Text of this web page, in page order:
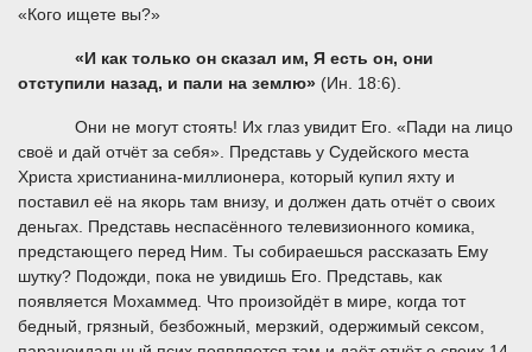
«Кого ищете вы?»
«И как только он сказал им, Я есть он, они
отступили назад, и пали на землю» (Ин. 18:6).
Они не могут стоять! Их глаз увидит Его. «Пади на лицо
своё и дай отчёт за себя». Представь у Судейского места
Христа христианина-миллионера, который купил яхту и
поставил её на якорь там внизу, и должен дать отчёт о своих
деньгах. Представь неспасённого телевизионного комика,
предстающего перед Ним. Ты собираешься рассказать Ему
шутку? Подожди, пока не увидишь Его. Представь, как
появляется Мохаммед. Что произойдёт в мире, когда тот
бедный, грязный, безбожный, мерзкий, одержимый сексом,